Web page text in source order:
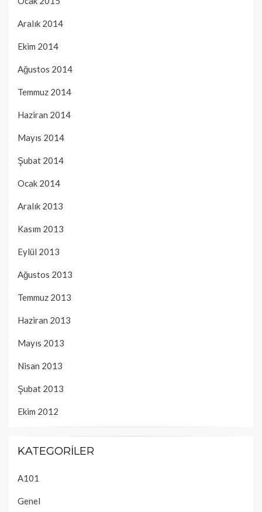
Aralık 2014
Ekim 2014
Ağustos 2014
Temmuz 2014
Haziran 2014
Mayıs 2014
Şubat 2014
Ocak 2014
Aralık 2013
Kasım 2013
Eylül 2013
Ağustos 2013
Temmuz 2013
Haziran 2013
Mayıs 2013
Nisan 2013
Şubat 2013
Ekim 2012
KATEGORILER
A101
Genel